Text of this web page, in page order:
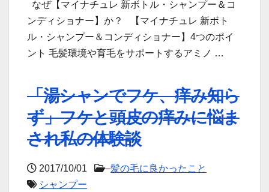
なぜ【マイナチュレ 新ボトル・シャンプー＆コ
ンディショナー】か？ 【マイナチュレ 新ボト
ル・シャンプー＆コンディショナー】4つのポイ
ント 毛髪環境や育毛をサポートするアミノ …
「湯シャンでフケ、痒み知ら
ず」フケと頭皮の痒みに悩ま
され私の体験談
2017/10/01 –髪の毛に良かったこと
シャンプー